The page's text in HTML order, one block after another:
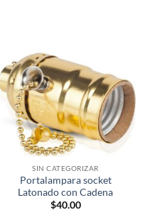
SIN CATEGORIZAR
Portalampara socket
Latonado con Cadena
$40.00